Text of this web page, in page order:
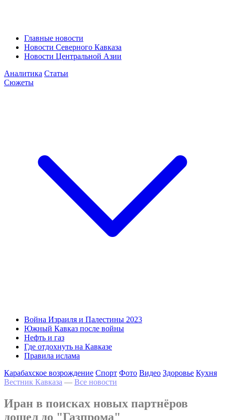
Главные новости
Новости Северного Кавказа
Новости Центральной Азии
Аналитика Статьи
Сюжеты
Война Израиля и Палестины 2023
Южный Кавказ после войны
Нефть и газ
Где отдохнуть на Кавказе
Правила ислама
Карабахское возрождение Спорт Фото Видео Здоровье Кухня
Вестник Кавказа — Все новости
Иран в поисках новых партнёров
дошел до "Газпрома"